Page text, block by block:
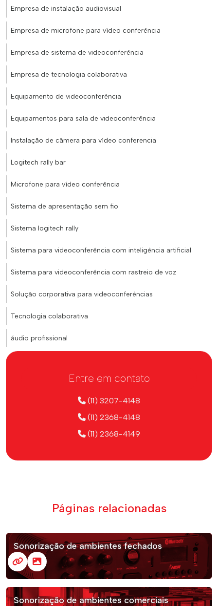
Empresa de instalação audiovisual
Empresa de microfone para vídeo conferência
Empresa de sistema de videoconferência
Empresa de tecnologia colaborativa
Equipamento de videoconferência
Equipamentos para sala de videoconferência
Instalação de câmera para vídeo conferencia
Logitech rally bar
Microfone para vídeo conferência
Sistema de apresentação sem fio
Sistema logitech rally
Sistema para videoconferência com inteligência artificial
Sistema para videoconferência com rastreio de voz
Solução corporativa para videoconferências
Tecnologia colaborativa
áudio profissional
Entre em contato
(11) 3207-4148
(11) 2368-4148
(11) 2368-4149
Páginas relacionadas
Sonorização de ambientes fechados
Sonorização de ambientes comerciais